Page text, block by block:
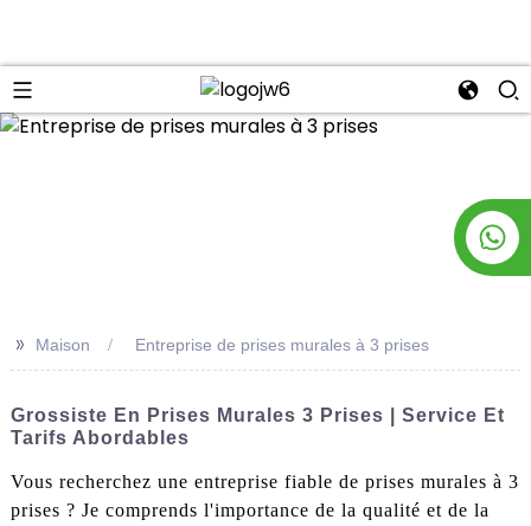
>> Maison Entreprise de prises murales à 3 prises
Grossiste En Prises Murales 3 Prises | Service Et
Tarifs Abordables
Vous recherchez une entreprise fiable de prises murales à 3
prises ? Je comprends l'importance de la qualité et de la